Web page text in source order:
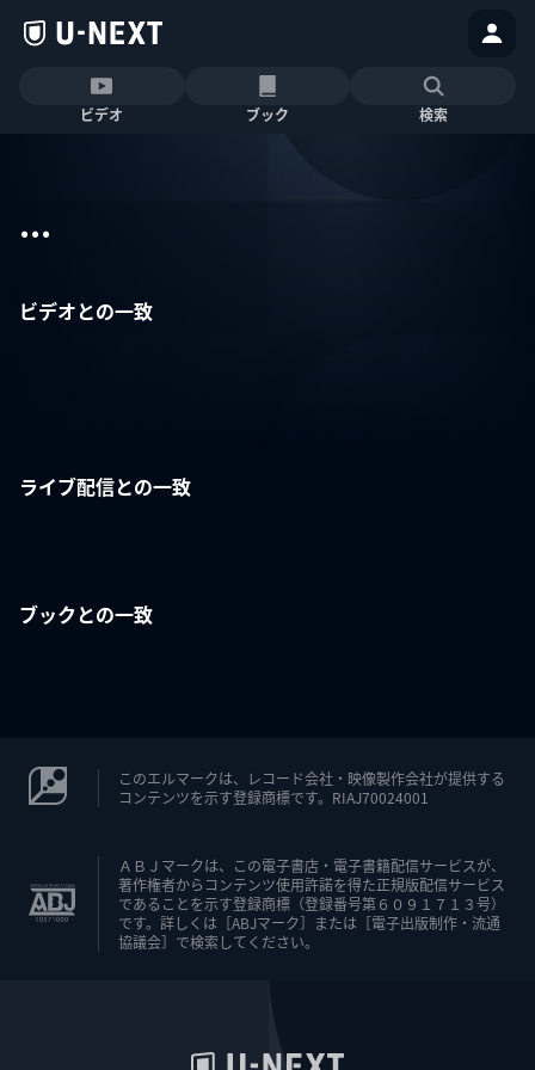
ビデオ ブック 検索
...
ビデオとの一致
ライブ配信との一致
ブックとの一致
このエルマークは、レコード会社・映像製作会社が提供する
コンテンツを示す登録商標です。RIAJ70024001
ＡＢＪマークは、この電子書店・電子書籍配信サービスが、
著作権者からコンテンツ使用許諾を得た正規版配信サービス
であることを示す登録商標（登録番号第６０９１７１３号）
です。詳しくは［ABJマーク］または［電子出版制作・流通
協議会］で検索してください。